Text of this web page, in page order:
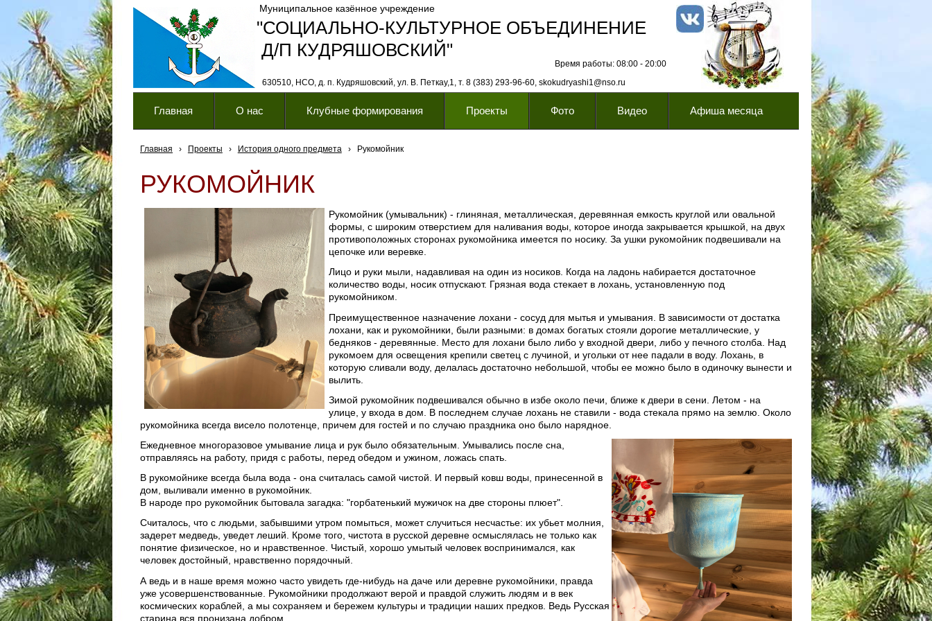
"СОЦИАЛЬНО-КУЛЬТУРНОЕ ОБЪЕДИНЕНИЕ
630510, НСО, д. п. Кудряшовский, ул. В. Петкау,1, т. 8 (383) 293-96-60, skokudryashi1@nso.ru
Муниципальное казённое учреждение
Время работы: 08:00 - 20:00
Д/П КУДРЯШОВСКИЙ"
Главная О нас Клубные формирования Проекты Фото Видео Афиша месяца
Главная › Проекты › История одного предмета › Рукомойник
РУКОМОЙНИК
Рукомойник (умывальник) - глиняная, металлическая, деревянная емкость круглой или овальной
формы, с широким отверстием для наливания воды, которое иногда закрывается крышкой, на двух
противоположных сторонах рукомойника имеется по носику. За ушки рукомойник подвешивали на
цепочке или веревке.
Лицо и руки мыли, надавливая на один из носиков. Когда на ладонь набирается достаточное
количество воды, носик отпускают. Грязная вода стекает в лохань, установленную под
рукомойником.
Преимущественное назначение лохани - сосуд для мытья и умывания. В зависимости от достатка
лохани, как и рукомойники, были разными: в домах богатых стояли дорогие металлические, у
бедняков - деревянные. Место для лохани было либо у входной двери, либо у печного столба. Над
рукомоем для освещения крепили светец с лучиной, и угольки от нее падали в воду. Лохань, в
которую сливали воду, делалась достаточно небольшой, чтобы ее можно было в одиночку вынести и
вылить.
Зимой рукомойник подвешивался обычно в избе около печи, ближе к двери в сени. Летом - на
улице, у входа в дом. В последнем случае лохань не ставили - вода стекала прямо на землю. Около
рукомойника всегда висело полотенце, причем для гостей и по случаю праздника оно было нарядное.
Ежедневное многоразовое умывание лица и рук было обязательным. Умывались после сна,
отправляясь на работу, придя с работы, перед обедом и ужином, ложась спать.
В рукомойнике всегда была вода - она считалась самой чистой. И первый ковш воды, принесенной в
дом, выливали именно в рукомойник.
В народе про рукомойник бытовала загадка: "горбатенький мужичок на две стороны плюет".
Считалось, что с людьми, забывшими утром помыться, может случиться несчастье: их убьет молния,
задерет медведь, уведет леший. Кроме того, чистота в русской деревне осмыслялась не только как
понятие физическое, но и нравственное. Чистый, хорошо умытый человек воспринимался, как
человек достойный, нравственно порядочный.
А ведь и в наше время можно часто увидеть где-нибудь на даче или деревне рукомойники, правда
уже усовершенствованные. Рукомойники продолжают верой и правдой служить людям и в век
космических кораблей, а мы сохраняем и бережем культуры и традиции наших предков. Ведь Русская
старина вся пронизана добром.